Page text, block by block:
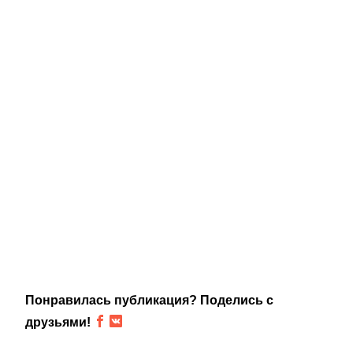
Понравилась публикация? Поделись с
друзьями!